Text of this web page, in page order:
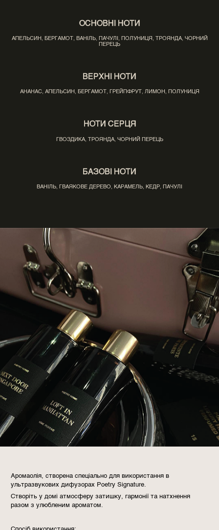
ОСНОВНІ НОТИ
АПЕЛЬСИН, БЕРГАМОТ, ВАНІЛЬ, ПАЧУЛІ, ПОЛУНИЦЯ, ТРОЯНДА, ЧОРНИЙ
ПЕРЕЦЬ
ВЕРХНІ НОТИ
АНАНАС, АПЕЛЬСИН, БЕРГАМОТ, ГРЕЙПФРУТ, ЛИМОН, ПОЛУНИЦЯ
НОТИ СЕРЦЯ
ГВОЗДИКА, ТРОЯНДА, ЧОРНИЙ ПЕРЕЦЬ
БАЗОВІ НОТИ
ВАНІЛЬ, ГВАЯКОВЕ ДЕРЕВО, КАРАМЕЛЬ, КЕДР, ПАЧУЛІ
Аромаолія, створена спеціально для використання в
ультразвукових дифузорах Poetry Signature.
Створіть у домі атмосферу затишку, гармонії та натхнення
разом з улюбленим ароматом.